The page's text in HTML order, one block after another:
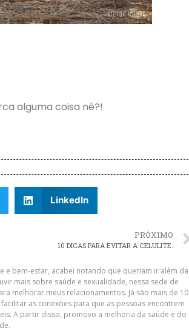
alguma coisa né?!
LinkedIn
PRÓXIMO
10 DICAS PARA EVITAR A CELULITE.
e bem-estar, acabei notando que queriam ir além da
mais sobre saúde e sexualidade, nessa sede de
melhorar meus relacionamentos. Já são mais de 10
as conexões para que as pessoas encontrem
A partir disso, promovo a melhoria da saúde e do